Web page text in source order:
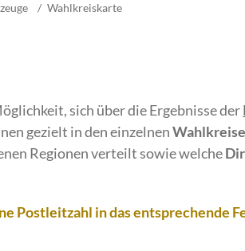
Wahlkreiskarte
sich über die Ergebnisse der
gezielt in den einzelnen
Regionen verteilt sowie welche
Postleitzahl in das entsprechende